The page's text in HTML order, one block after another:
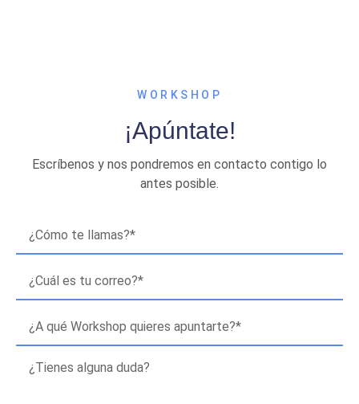
WORKSHOP
¡Apúntate!
Escríbenos y nos pondremos en contacto contigo lo
antes posible.